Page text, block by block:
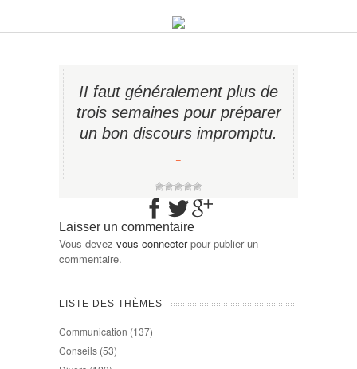
II faut généralement plus de
trois semaines pour préparer
un bon discours impromptu.
−
Laisser un commentaire
Vous devez vous connecterpour publier un
commentaire.
LISTE DES THÈMES
Communication (137)
Conseils (53)